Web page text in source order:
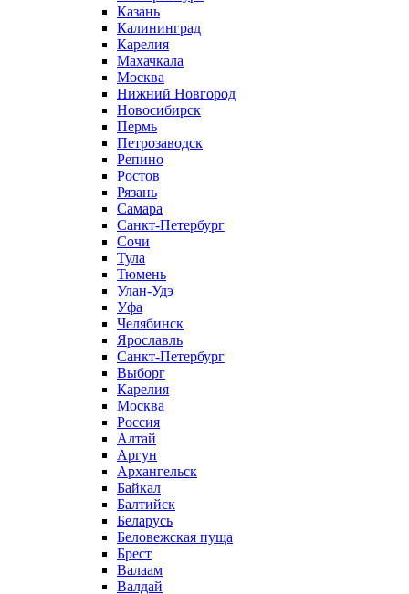
Казань
Калининград
Карелия
Махачкала
Москва
Нижний Новгород
Новосибирск
Пермь
Петрозаводск
Репино
Ростов
Рязань
Самара
Санкт-Петербург
Сочи
Тула
Тюмень
Улан-Удэ
Уфа
Челябинск
Ярославль
Санкт-Петербург
Выборг
Карелия
Москва
Россия
Алтай
Аргун
Архангельск
Байкал
Балтийск
Беларусь
Беловежская пуща
Брест
Валаам
Валдай